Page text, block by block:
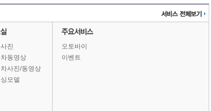
진
동영상
사진/동영상
모델
오토바이
이벤트